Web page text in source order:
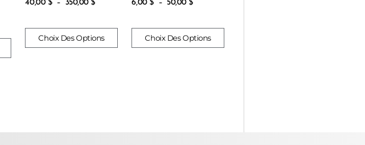
40,00 $ – 350,00 $
Choix Des Options
6,00 $ – 50,00 $
Choix Des Options